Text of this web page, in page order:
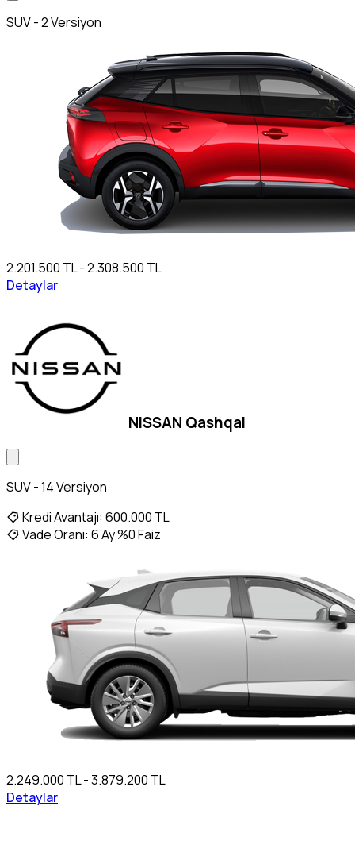
SUV - 2 Versiyon
2.201.500 TL - 2.308.500 TL
Detaylar
NISSAN Qashqai
SUV - 14 Versiyon
Kredi Avantajı: 600.000 TL
Vade Oranı: 6 Ay %0 Faiz
2.249.000 TL - 3.879.200 TL
Detaylar